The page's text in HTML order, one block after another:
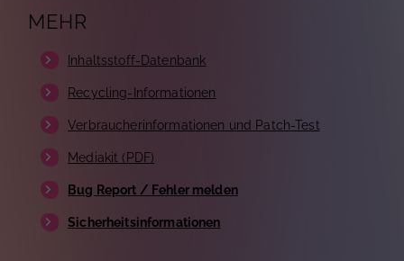
MEHR
Inhaltsstoff-Datenbank
Recycling-Informationen
Verbraucherinformationen und Patch-Test
Mediakit (PDF)
Bug Report / Fehler melden
Sicherheitsinformationen